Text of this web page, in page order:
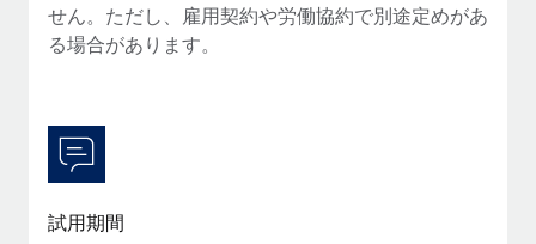
給与詐欺：種類、事例、ビジネスを守る方法
を保護することは極めて重要です。...
せん。ただし、雇用契約や労働協約で別途定めがあ
る場合があります。
試用期間